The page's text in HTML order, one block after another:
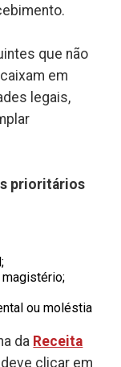
que não
em
legais,
prioritários
ou moléstia
da Receita
clicar em